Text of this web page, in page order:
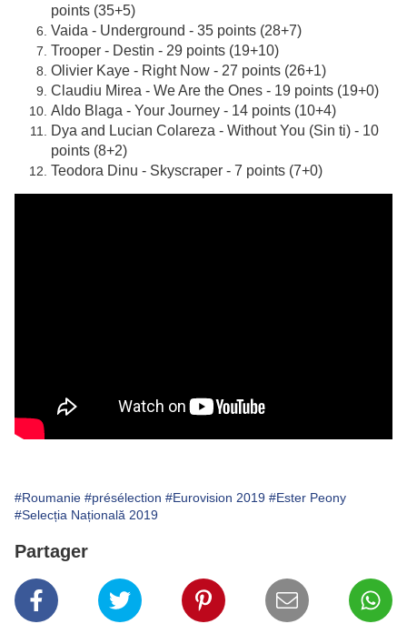
points (35+5)
Vaida - Underground - 35 points (28+7)
Trooper - Destin - 29 points (19+10)
Olivier Kaye - Right Now - 27 points (26+1)
Claudiu Mirea - We Are the Ones - 19 points (19+0)
Aldo Blaga - Your Journey - 14 points (10+4)
Dya and Lucian Colareza - Without You (Sin ti) - 10
points (8+2)
Teodora Dinu - Skyscraper - 7 points (7+0)
#Roumanie #présélection #Eurovision 2019 #Ester Peony
#Selecția Națională 2019
Partager